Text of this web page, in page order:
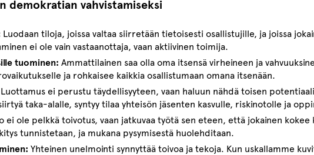
demokratian vahvistamiseksi
Luodaan tiloja, joissa valtaa siirretään tietoisesti osallistujille, ja joissa
ei ole vain vastaanottaja, vaan aktiivinen toimija.
tuominen: Ammattilainen saa olla oma itsensä virheineen ja
ja rohkaisee kaikkia osallistumaan omana itsenään.
Luottamus ei perustu täydellisyyteen, vaan haluun nähdä toisen
taka-alalle, syntyy tilaa yhteisön jäsenten kasvulle, riskinotolle ja
ei ole pelkkä toivotus, vaan jatkuvaa työtä sen eteen, että jokainen kokee
tunnistetaan, ja mukana pysymisestä huolehditaan.
Yhteinen unelmointi synnyttää toivoa ja tekoja. Kun uskallamme